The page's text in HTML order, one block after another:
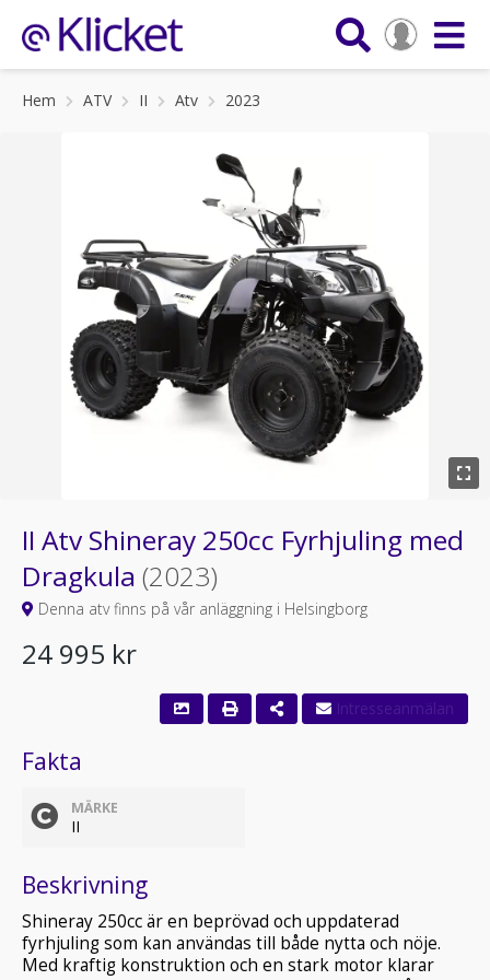
Hem ATV II Atv 2023
II Atv Shineray 250cc Fyrhjuling med
Dragkula (2023)
Denna atv finns på vår anläggning i Helsingborg
24 995 kr
Fakta
MÄRKE
II
Beskrivning
Shineray 250cc är en beprövad och uppdaterad
fyrhjuling som kan användas till både nytta och nöje.
Med kraftig konstruktion och en stark motor klarar